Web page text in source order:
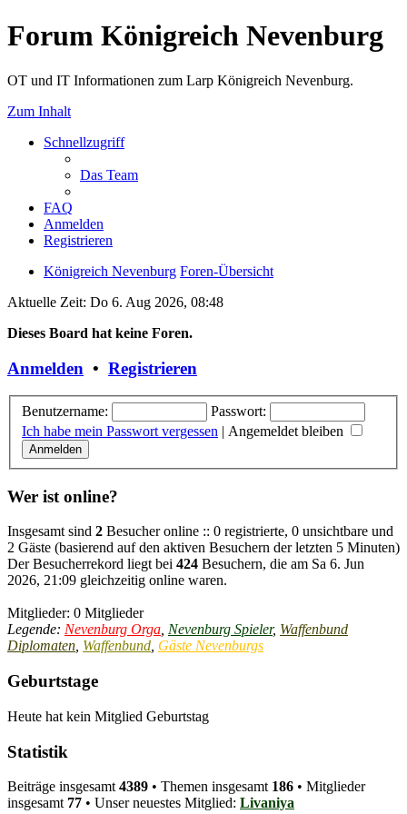
Forum Königreich Nevenburg
OT und IT Informationen zum Larp Königreich Nevenburg.
Zum Inhalt
Schnellzugriff
Das Team
FAQ
Anmelden
Registrieren
Königreich Nevenburg Foren-Übersicht
Aktuelle Zeit: Do 6. Aug 2026, 08:48
Dieses Board hat keine Foren.
Anmelden • Registrieren
Benutzername:
Passwort:
Ich habe mein Passwort vergessen | Angemeldet bleiben
Wer ist online?
Insgesamt sind 2 Besucher online :: 0 registrierte, 0 unsichtbare und
2 Gäste (basierend auf den aktiven Besuchern der letzten 5 Minuten)
Der Besucherrekord liegt bei 424 Besuchern, die am Sa 6. Jun
2026, 21:09 gleichzeitig online waren.
Mitglieder: 0 Mitglieder
Legende: Nevenburg Orga Nevenburg Spieler, Waffenbund
Diplomaten Waffenbund Gäste Nevenburgs
Geburtstage
Heute hat kein Mitglied Geburtstag
Statistik
Beiträge insgesamt 4389 • Themen insgesamt 186 • Mitglieder
insgesamt 77 • Unser neuestes Mitglied: Livaniya